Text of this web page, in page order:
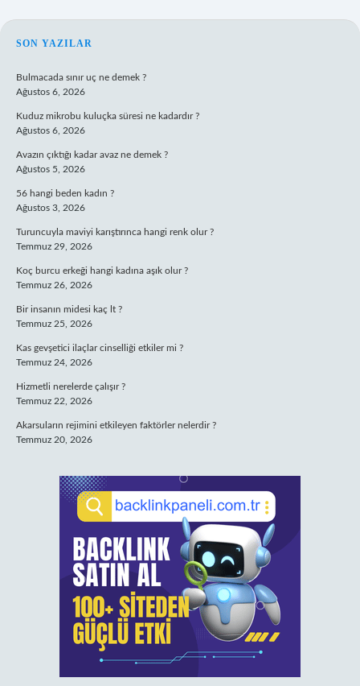
SIDEBAR
SON YAZILAR
Bulmacada sınır uç ne demek ?
Ağustos 6, 2026
Kuduz mikrobu kuluçka süresi ne kadardır ?
Ağustos 6, 2026
Avazın çıktığı kadar avaz ne demek ?
Ağustos 5, 2026
56 hangi beden kadın ?
Ağustos 3, 2026
Turuncuyla maviyi karıştırınca hangi renk olur ?
Temmuz 29, 2026
Koç burcu erkeği hangi kadına aşık olur ?
Temmuz 26, 2026
Bir insanın midesi kaç lt ?
Temmuz 25, 2026
Kas gevşetici ilaçlar cinselliği etkiler mi ?
Temmuz 24, 2026
Hizmetli nerelerde çalışır ?
Temmuz 22, 2026
Akarsuların rejimini etkileyen faktörler nelerdir ?
Temmuz 20, 2026